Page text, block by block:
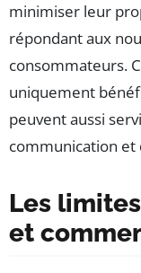
minimiser leur
répondant aux
consommateurs.
uniquement
peuvent aussi
communication et
Les
et